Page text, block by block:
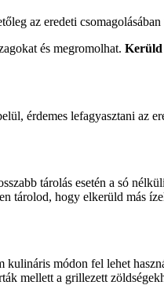
az eredeti
és megromolhat. Kerüld
érdemes lefagyasztani az
tárolás esetén a só
tárolod, hogy elkerüld más
kulináris módon fel lehet
mellett a grillezett